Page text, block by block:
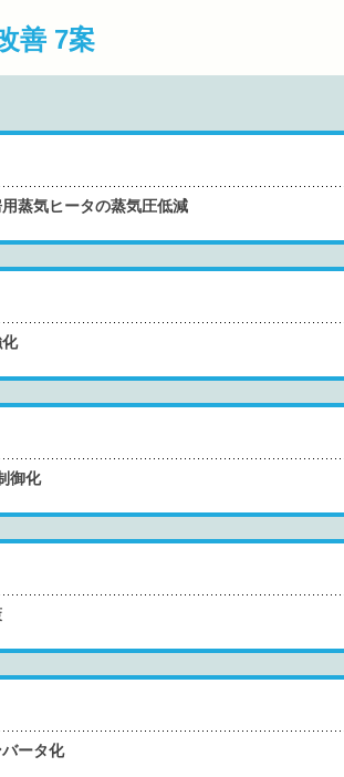
善 7案
蒸気ヒータの蒸気圧低減
御化
ータ化